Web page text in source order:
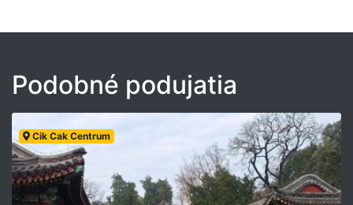
Podobné podujatia
Cik Cak Centrum